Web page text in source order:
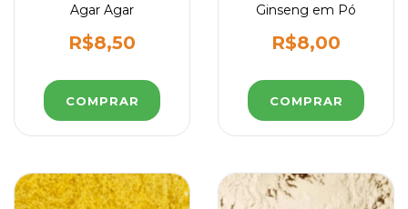
Agar Agar
R$8,50
COMPRAR
Ginseng em Pó
R$8,00
COMPRAR